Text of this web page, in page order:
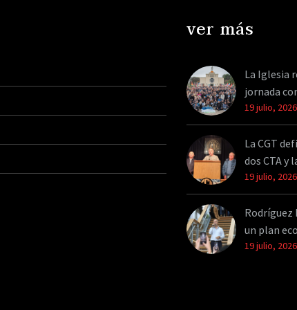
ver más
La Iglesia
jornada
19 julio, 2026
La CGT
dos CTA y
19 julio, 2026
un plan
19 julio, 2026